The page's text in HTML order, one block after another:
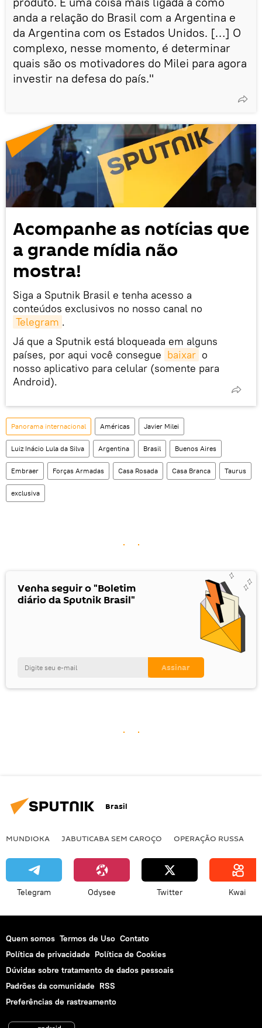
anda a relação do Brasil com a Argentina e
da Argentina com os Estados Unidos. […] O
complexo, nesse momento, é determinar
quais são os motivadores do Milei para agora
investir na defesa do país."
Acompanhe as notícias que
a grande mídia não
mostra!
Siga a Sputnik Brasil e tenha acesso a
conteúdos exclusivos no nosso canal no
Telegram .
Já que a Sputnik está bloqueada em alguns
países, por aqui você consegue baixar o
nosso aplicativo para celular (somente para
Android).
Panorama internacional Américas Javier Milei
Luiz Inácio Lula da Silva Argentina Brasil Buenos Aires
Embraer Forças Armadas Casa Rosada Casa Branca Taurus
exclusiva
Venha seguir o "Boletim
diário da Sputnik Brasil"
Brasil
MUNDIOKA JABUTICABA SEM CAROÇO OPERAÇÃO RUSSA
Telegram Odysee Twitter Kwai
Quem somos Termos de Uso Contato
Política de privacidade Política de Cookies
Dúvidas sobre tratamento de dados pessoais
Padrões da comunidade RSS
Preferências de rastreamento